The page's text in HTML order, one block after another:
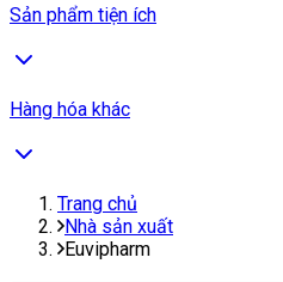
Sản phẩm tiện ích
Hàng hóa khác
Trang chủ
Nhà sản xuất
Euvipharm